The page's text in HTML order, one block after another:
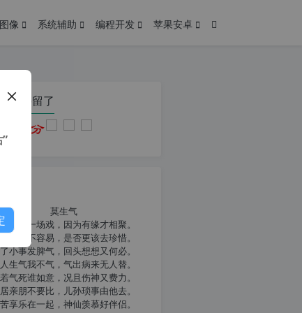
像 系统辅助 编程开发 苹果安卓
本页停留了
莫生气
就像一场戏，因为有缘才相聚。
扶到老不容易，是否更该去珍惜。
小事发脾气，回头想想又何必。
生气我不气，气出病来无人替。
气死谁如意，况且伤神又费力。
亲朋不要比，儿孙琐事由他去。
享乐在一起，神仙羡慕好伴侣。